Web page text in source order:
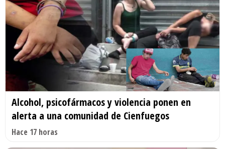
Alcohol, psicofármacos y violencia ponen en
alerta a una comunidad de Cienfuegos
Hace 17 horas